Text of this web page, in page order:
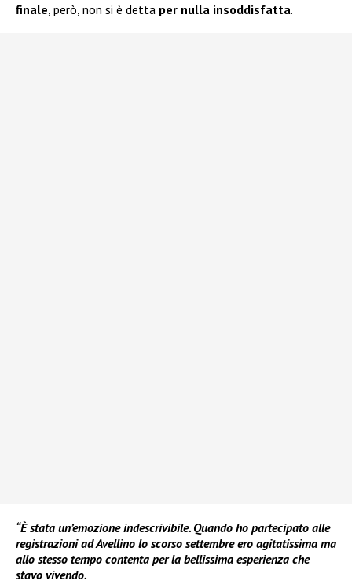
finale, però, non si è detta per nulla insoddisfatta.
“È stata un’emozione indescrivibile. Quando ho partecipato alle
registrazioni ad Avellino lo scorso settembre ero agitatissima ma
allo stesso tempo contenta per la bellissima esperienza che
stavo vivendo.